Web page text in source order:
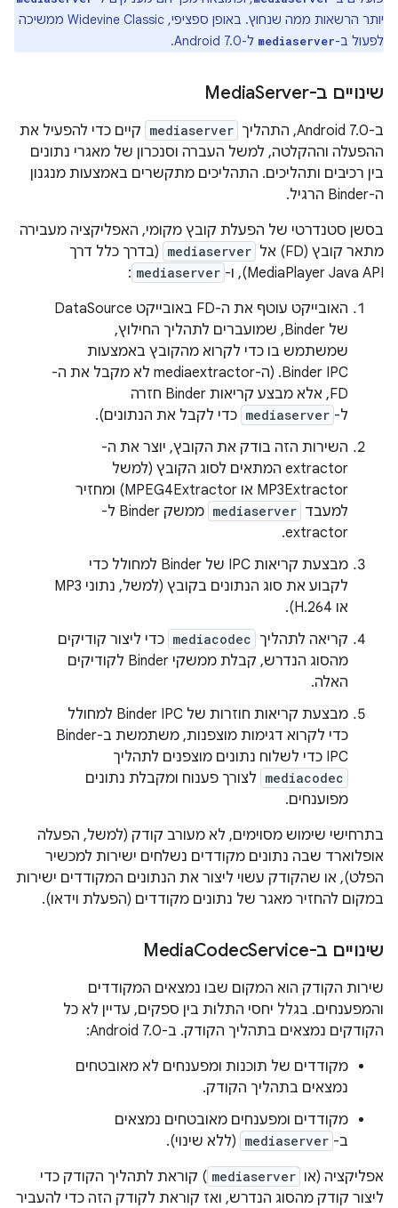
יותר הרשאות ממה שנחוץ. באופן ספציפי, Widevine Classic ממשיכה
לפעול ב-mediaserver ל-Android 7.0.
שינויים ב-MediaServer
ב-Android 7.0, התהליך mediaserver קיים כדי להפעיל את
ההפעלה וההקלטה, למשל העברה וסנכרון של מאגרי נתונים
בין רכיבים ותהליכים. התהליכים מתקשרים באמצעות מנגנון
ה-Binder הרגיל.
בסשן סטנדרטי של הפעלת קובץ מקומי, האפליקציה מעבירה
מתאר קובץ (FD) אל
mediaserver (בדרך כלל דרך
MediaPlayer Java API), ו-
mediaserver
:
האובייקט עוטף את ה-FD באובייקט DataSource
של Binder, שמועברים לתהליך החילוץ,
שמשתמש בו כדי לקרוא מהקובץ באמצעות
Binder IPC. (ה-mediaextractor לא מקבל את ה-
FD, אלא מבצע קריאות Binder חזרה
ל- mediaserver כדי לקבל את הנתונים).
השירות הזה בודק את הקובץ, יוצר את ה-
extractor המתאים לסוג הקובץ (למשל
MP3Extractor או MPEG4Extractor) ומחזיר
למעבד mediaserver
ממשק Binder ל-
extractor.
מבצעת קריאות IPC של Binder למחולל כדי
לקבוע את סוג הנתונים בקובץ (למשל, נתוני MP3
או H.264).
קריאה לתהליך mediacodec כדי ליצור קודיקים
מהסוג הנדרש, קבלת ממשקי Binder לקודיקים
האלה.
מבצעת קריאות חוזרות של Binder IPC למחולל
כדי לקרוא דגימות מוצפנות, משתמשת ב-Binder
IPC כדי לשלוח נתונים מוצפנים לתהליך
mediacodec לצורך פענוח ומקבלת נתונים
מפוענחים.
בתרחישי שימוש מסוימים, לא מעורב קודק (למשל, הפעלה
אופלוארד שבה נתונים מקודדים נשלחים ישירות למכשיר
הפלט), או שהקודק עשוי ליצור את הנתונים המקודדים ישירות
במקום להחזיר מאגר של נתונים מקודדים (הפעלת וידאו).
שינויים ב-Media CodecService
שירות הקודק הוא המקום שבו נמצאים המקודדים
והמפענחים. בגלל יחסי התלות בין ספקים, עדיין לא כל
הקודקים נמצאים בתהליך הקודק. ב-Android 7.0:
מקודדים של תוכנות ומפענחים לא מאובטחים
נמצאים בתהליך הקודק.
מקודדים ומפענחים מאובטחים נמצאים
ב- mediaserver (ללא שינוי).
אפליקציה (או mediaserver ) קוראת לתהליך הקודק כדי
ליצור קודק מהסוג הנדרש, ואז קוראת לקודק הזה כדי להעביר